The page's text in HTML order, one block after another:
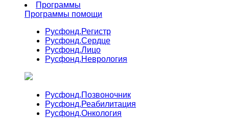
Программы
Программы помощи
Русфонд.Регистр
Русфонд.Сердце
Русфонд.Лицо
Русфонд.Неврология
Русфонд.Позвоночник
Русфонд.Реабилитация
Русфонд.Онкология